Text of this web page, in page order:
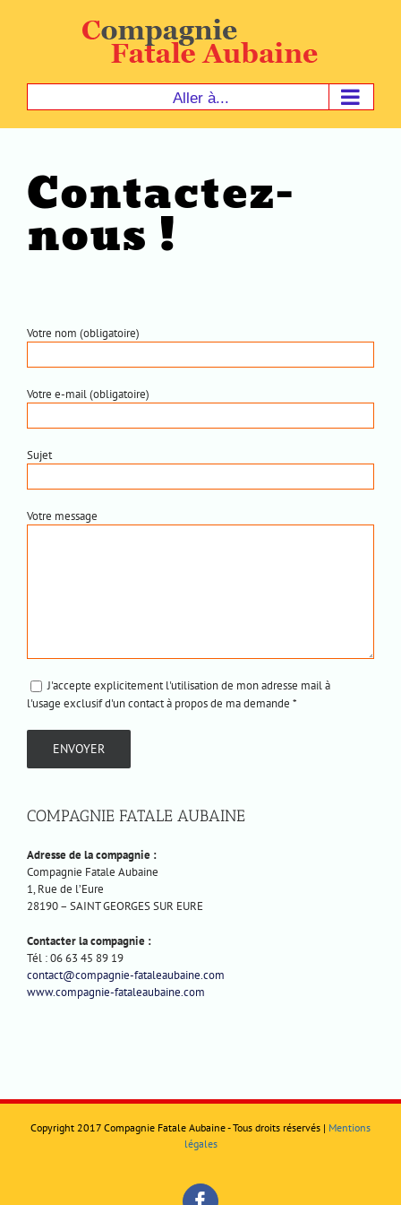
Aller à...
Contactez-
nous !
Votre nom (obligatoire)
Votre e-mail (obligatoire)
Sujet
Votre message
J'accepte explicitement l'utilisation de mon adresse mail à
l'usage exclusif d'un contact à propos de ma demande *
COMPAGNIE FATALE AUBAINE
Adresse de la compagnie :
Compagnie Fatale Aubaine
1, Rue de l’Eure
28190 – SAINT GEORGES SUR EURE
Contacter la compagnie :
Tél : 06 63 45 89 19
contact@compagnie-fataleaubaine.com
www.compagnie-fataleaubaine.com
Copyright 2017 Compagnie Fatale Aubaine - Tous droits réservés | Mentions
légales